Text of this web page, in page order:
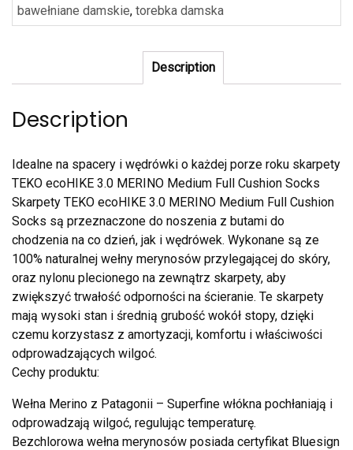
bawełniane damskie, torebka damska
Description
Description
Idealne na spacery i wędrówki o każdej porze roku skarpety
TEKO ecoHIKE 3.0 MERINO Medium Full Cushion Socks
Skarpety TEKO ecoHIKE 3.0 MERINO Medium Full Cushion
Socks są przeznaczone do noszenia z butami do
chodzenia na co dzień, jak i wędrówek. Wykonane są ze
100% naturalnej wełny merynosów przylegającej do skóry,
oraz nylonu plecionego na zewnątrz skarpety, aby
zwiększyć trwałość odporności na ścieranie. Te skarpety
mają wysoki stan i średnią grubość wokół stopy, dzięki
czemu korzystasz z amortyzacji, komfortu i właściwości
odprowadzających wilgoć.
Cechy produktu:
Wełna Merino z Patagonii – Superfine włókna pochłaniają i
odprowadzają wilgoć, regulując temperaturę.
Bezchlorowa wełna merynosów posiada certyfikat Bluesign